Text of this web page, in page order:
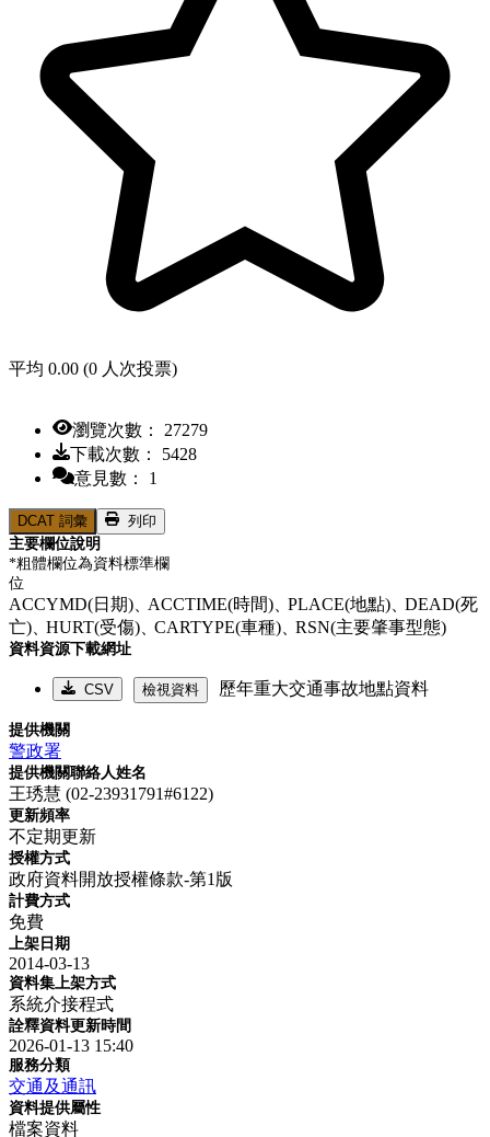
平均 0.00 (0 人次投票)
瀏覽次數： 27279
下載次數： 5428
意見數： 1
DCAT 詞彙
列印
主要欄位說明
*粗體欄位為資料標準欄
位
ACCYMD(日期)、ACCTIME(時間)、PLACE(地點)、DEAD(死
亡)、HURT(受傷)、CARTYPE(車種)、RSN(主要肇事型態)
資料資源下載網址
CSV 檢視資料 歷年重大交通事故地點資料
提供機關
警政署
提供機關聯絡人姓名
王琇慧 (02-23931791#6122)
更新頻率
不定期更新
授權方式
政府資料開放授權條款-第1版
計費方式
免費
上架日期
2014-03-13
資料集上架方式
系統介接程式
詮釋資料更新時間
2026-01-13 15:40
服務分類
交通及通訊
資料提供屬性
檔案資料